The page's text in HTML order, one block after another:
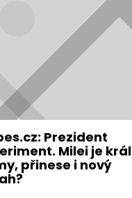
Prezident
Milei je král
přinese i nový